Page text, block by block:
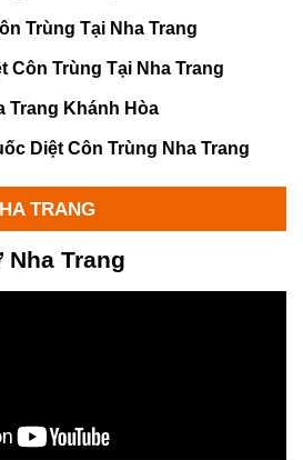
Trùng Tại Nha Trang
Côn Trùng Tại Nha Trang
Trang Khánh Hòa
Diệt Côn Trùng Nha Trang
TRANG
Nha Trang